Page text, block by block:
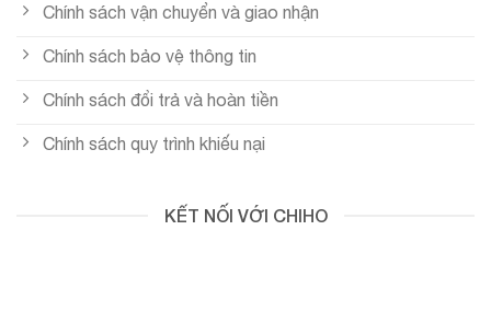
Chính sách vận chuyển và giao nhận
Chính sách bảo vệ thông tin
Chính sách đổi trả và hoàn tiền
Chính sách quy trình khiếu nại
KẾT NỐI VỚI CHIHO